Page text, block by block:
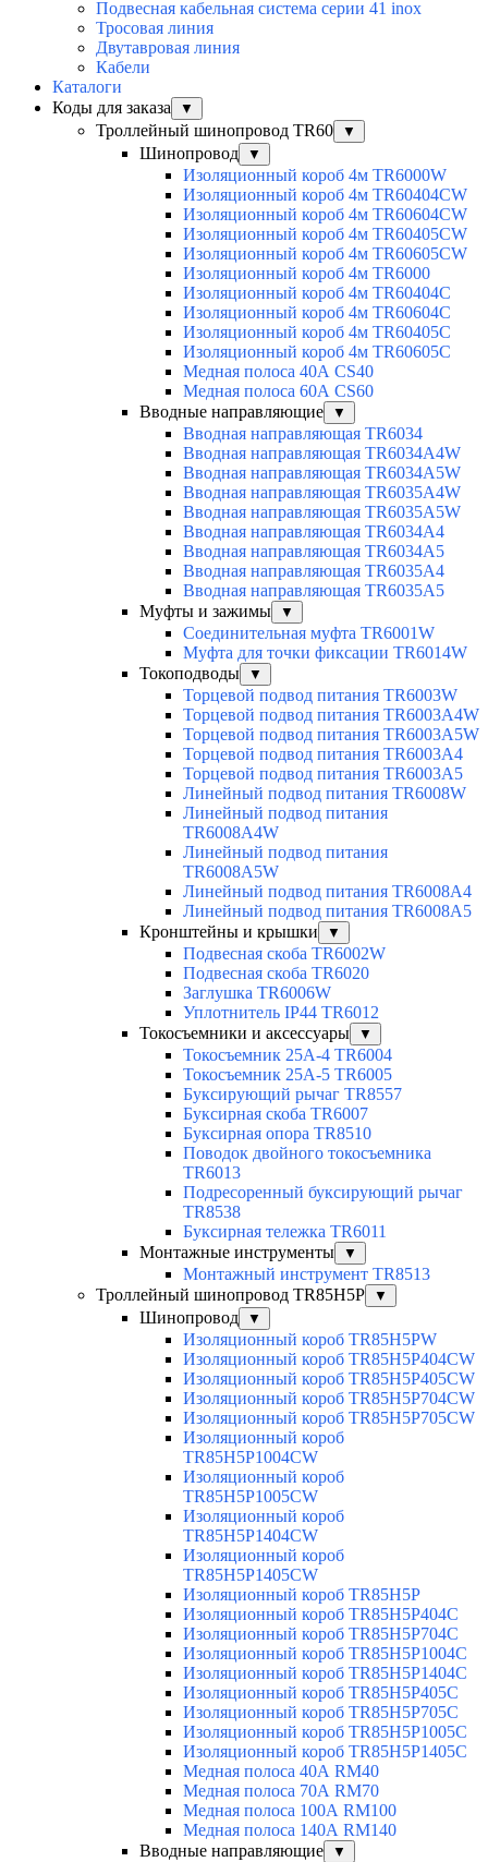
Подвесная кабельная система серии 41 inox
Тросовая линия
Двутавровая линия
Кабели
Каталоги
Коды для заказа
▼
Троллейный шинопровод TR60 ▼
Шинопровод ▼
Изоляционный короб 4м TR6000W
Изоляционный короб 4м TR60404CW
Изоляционный короб 4м TR60604CW
Изоляционный короб 4м TR60405CW
Изоляционный короб 4м TR60605CW
Изоляционный короб 4м TR6000
Изоляционный короб 4м TR60404C
Изоляционный короб 4м TR60604C
Изоляционный короб 4м TR60405C
Изоляционный короб 4м TR60605C
Медная полоса 40А CS40
Медная полоса 60А CS60
Вводные направляющие
▼
Вводная направляющая TR6034
Вводная направляющая TR6034A4W
Вводная направляющая TR6034A5W
Вводная направляющая TR6035A4W
Вводная направляющая TR6035A5W
Вводная направляющая TR6034A4
Вводная направляющая TR6034A5
Вводная направляющая TR6035A4
Вводная направляющая TR6035A5
Муфты и зажимы
▼
Соединительная муфта TR6001W
Муфта для точки фиксации TR6014W
Токоподводы
▼
Торцевой подвод питания TR6003W
Торцевой подвод питания TR6003A4W
Торцевой подвод питания TR6003A5W
Торцевой подвод питания TR6003A4
Торцевой подвод питания TR6003A5
Линейный подвод питания TR6008W
Линейный подвод питания
TR6008A4W
Линейный подвод питания
TR6008A5W
Линейный подвод питания TR6008A4
Линейный подвод питания TR6008A5
Кронштейны и крышки
▼
Подвесная скоба TR6002W
Подвесная скоба TR6020
Заглушка TR6006W
Уплотнитель IP44 TR6012
Токосъемники и аксессуары
▼
Токосъемник 25А-4 TR6004
Токосъемник 25А-5 TR6005
Буксирующий рычаг TR8557
Буксирная скоба TR6007
Буксирная опора TR8510
Поводок двойного токосъемника
TR6013
Подресоренный буксирующий рычаг
TR8538
Буксирная тележка TR6011
Монтажные инструменты
▼
Монтажный инструмент TR8513
Троллейный шинопровод TR85H5P
▼
Шинопровод ▼
Изоляционный короб TR85H5PW
Изоляционный короб TR85H5P404CW
Изоляционный короб TR85H5P405CW
Изоляционный короб TR85H5P704CW
Изоляционный короб TR85H5P705CW
Изоляционный короб
TR85H5P1004CW
Изоляционный короб
TR85H5P1005CW
Изоляционный короб
TR85H5P1404CW
Изоляционный короб
TR85H5P1405CW
Изоляционный короб TR85H5P
Изоляционный короб TR85H5P404C
Изоляционный короб TR85H5P704C
Изоляционный короб TR85H5P1004C
Изоляционный короб TR85H5P1404C
Изоляционный короб TR85H5P405C
Изоляционный короб TR85H5P705C
Изоляционный короб TR85H5P1005C
Изоляционный короб TR85H5P1405C
Медная полоса 40А RM40
Медная полоса 70А RM70
Медная полоса 100А RM100
Медная полоса 140А RM140
Вводные направляющие
▼